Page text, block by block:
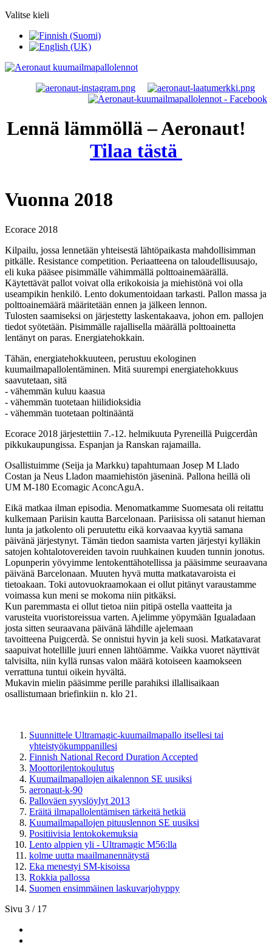
Valitse kieli
Lennä lämmöllä – Aeronaut!
Tilaa tästä
Vuonna 2018
Ecorace 2018
Kilpailu, jossa lennetään yhteisestä lähtöpaikasta mahdollisimman
pitkälle. Resistance competition. Periaatteena on taloudellisuusajo,
eli kuka pääsee pisimmälle vähimmällä polttoainemäärällä.
Käytettävät pallot voivat olla erikokoisia ja miehistönä voi olla
useampikin henkilö. Lento dokumentoidaan tarkasti. Pallon massa ja
polttoainemäärä määritetään ennen ja jälkeen lennon.
Tulosten saamiseksi on järjestetty laskentakaava, johon em. pallojen
tiedot syötetään. Pisimmälle rajallisella määrällä polttoainetta
lentänyt on paras. Energiatehokkain.
Tähän, energiatehokkuuteen, perustuu ekologinen
kuumailmapallolentäminen. Mitä suurempi energiatehokkuus
saavutetaan, sitä
- vähemmän kuluu kaasua
- vähemmän tuotetaan hiilidioksidia
- vähemmän tuotetaan poltinääntä
Ecorace 2018 järjestettiin 7.-12. helmikuuta Pyreneillä Puigcerdàn
pikkukaupungissa. Espanjan ja Ranskan rajamailla.
Osallistuimme (Seija ja Markku) tapahtumaan Josep M Llado
Costan ja Neus Lladon maamiehistön jäseninä. Pallona heillä oli
UM M-180 Ecomagic AconcAguA.
Eikä matkaa ilman episodia. Menomatkamme Suomesata oli reitattu
kulkemaan Pariisin kautta Barcelonaan. Pariisissa oli satanut hieman
lunta ja jatkolento oli peruutettu eikä korvaavaa kyytiä samana
päivänä järjestynyt. Tämän tiedon saamista varten järjestyi kylläkin
satojen kohtalotovereiden tavoin ruuhkainen kuuden tunnin jonotus.
Lopunperin yövyimme lentokenttähotellissa ja pääsimme seuraavana
päivänä Barcelonaan. Muuten hyvä mutta matkatavaroista ei
tietoakaan. Toki autovuokraamokaan ei ollut pitänyt varaustamme
voimassa kun meni se mokoma niin pitkäksi.
Kun paremmasta ei ollut tietoa niin pitipä ostella vaatteita ja
varusteita vuoristoreissua varten. Ajelimme yöpymään Igualadaan
josta sitten seuraavana päivänä lähdille ajelemaan
tavoitteena Puigcerdà. Se onnistui hyvin ja keli suosi. Matkatavarat
saapuivat hotellille juuri ennen lähtöämme. Vaikka vuoret näyttivät
talvisilta, niin kyllä runsas valon määrä kotoiseen kaamokseen
verrattuna tuntui oikein hyvältä.
Mukavin mielin pääsimme perille parahiksi illallisaikaan
osallistumaan briefinkiin n. klo 21.
Suunnittele Ultramagic-kuumailmapallo itsellesi tai
yhteistyökumppanillesi
Finnish National Record Duration Accepted
Moottorilentokoulutus
Kuumailmapallojen aikalennon SE uusiksi
aeronaut-k-90
Palloväen syyslöylyt 2013
Eräitä ilmapallolentämisen tärkeitä hetkiä
Kuumailmapallojen pituuslennon SE uusiksi
Positiivisia lentokokemuksia
Lento alppien yli - Ultramagic M56:lla
kolme uutta maailmanennätystä
Eka menestyi SM-kisoissa
Rokkia pallossa
Suomen ensimmäinen laskuvarjohyppy
Sivu 3 / 17